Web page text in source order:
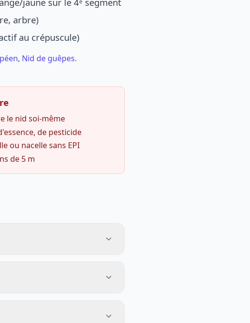
arbre)
au crépuscule)
, Nid de guêpes.
le nid soi-même
de pesticide
ou nacelle sans EPI
de 5 m